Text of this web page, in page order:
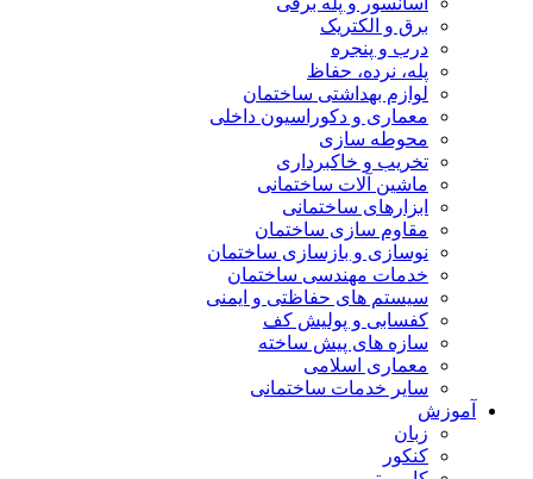
برق و الکتریک
درب و پنجره
پله، نرده، حفاظ
لوازم بهداشتی ساختمان
معماری و دکوراسیون داخلی
محوطه سازی
تخریب و خاکبرداری
ماشین آلات ساختمانی
ابزارهای ساختمانی
مقاوم سازی ساختمان
نوسازی و بازسازی ساختمان
خدمات مهندسی ساختمان
سیستم های حفاظتی و ایمنی
کفسابی و پولیش کف
سازه های پیش ساخته
معماری اسلامی
سایر خدمات ساختمانی
آموزش
زبان
کنکور